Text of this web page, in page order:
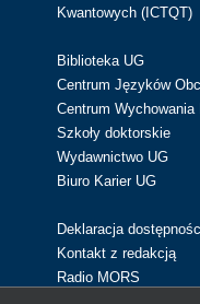
Kwantowych (ICTQT)
Biblioteka UG
Centrum Języków
Centrum
Szkoły doktorskie
Wydawnictwo UG
Biuro Karier UG
Deklaracja
Kontakt z redakcją
Radio MORS